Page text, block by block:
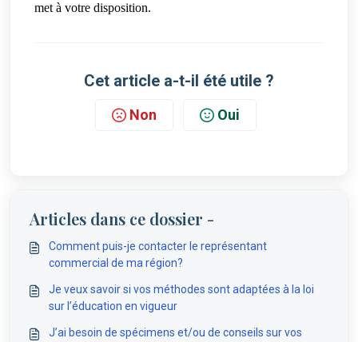
met à votre disposition.
Cet article a-t-il été utile ?
Non Oui
Articles dans ce dossier -
Comment puis-je contacter le représentant
commercial de ma région?
Je veux savoir si vos méthodes sont adaptées à la loi
sur l’éducation en vigueur
J’ai besoin de spécimens et/ou de conseils sur vos